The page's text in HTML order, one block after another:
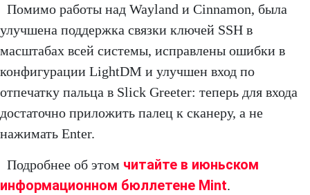
Помимо работы над Wayland и Cinnamon, была
улучшена поддержка связки ключей SSH в
масштабах всей системы, исправлены ошибки в
конфигурации LightDM и улучшен вход по
отпечатку пальца в Slick Greeter: теперь для входа
достаточно приложить палец к сканеру, а не
нажимать Enter.
Подробнее об этом читайте в июньском
информационном бюллетене Mint.